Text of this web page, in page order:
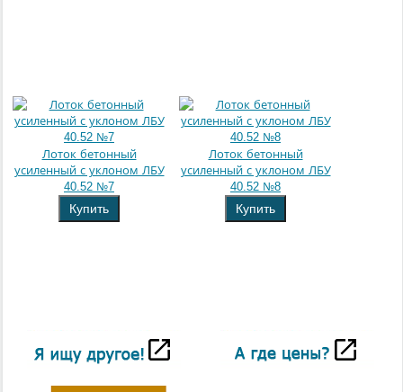
Лоток бетонный
усиленный с уклоном ЛБУ
40.52 №7
Купить
Лоток бетонный
усиленный с уклоном ЛБУ
40.52 №8
Купить